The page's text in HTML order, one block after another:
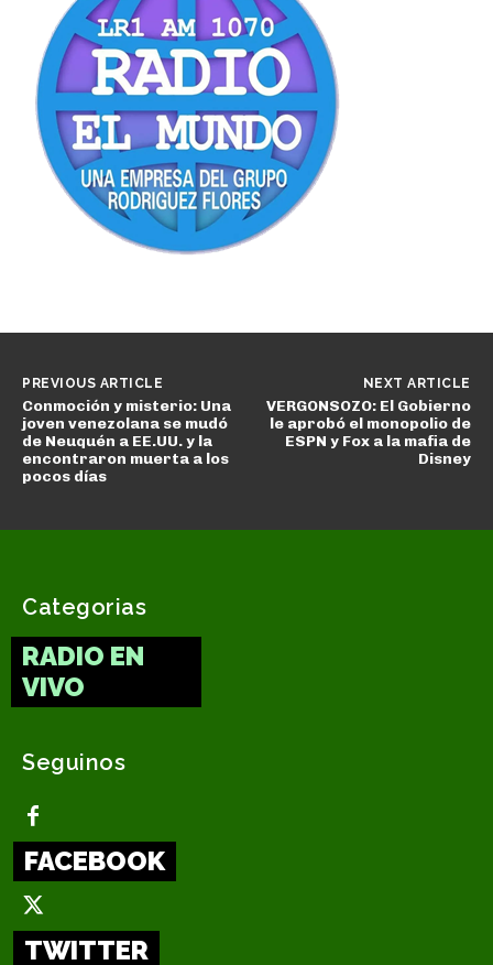
PREVIOUS ARTICLE
Conmoción y misterio: Una
joven venezolana se mudó
de Neuquén a EE.UU. y la
encontraron muerta a los
pocos días
NEXT ARTICLE
VERGONSOZO: El Gobierno
le aprobó el monopolio de
ESPN y Fox a la mafia de
Disney
Categorias
RADIO EN
VIVO
Seguinos
FACEBOOK
TWITTER